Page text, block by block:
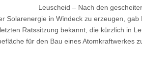
Leuscheid – Nach den
Solarenergie in Windeck zu erzeugen, gab
Ratssitzung bekannt, die kürzlich in
für den Bau eines Atomkraftwerkes